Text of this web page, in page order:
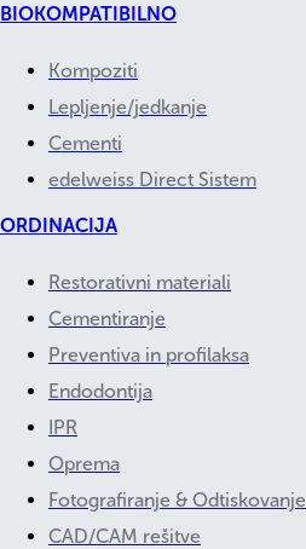
BIOKOMPATIBILNO
Kompoziti
Lepljenje/jedkanje
Cementi
edelweiss Direct Sistem
ORDINACIJA
Restorativni materiali
Cementiranje
Preventiva in profilaksa
Endodontija
IPR
Oprema
Fotografiranje & Odtiskovanje
CAD/CAM rešitve